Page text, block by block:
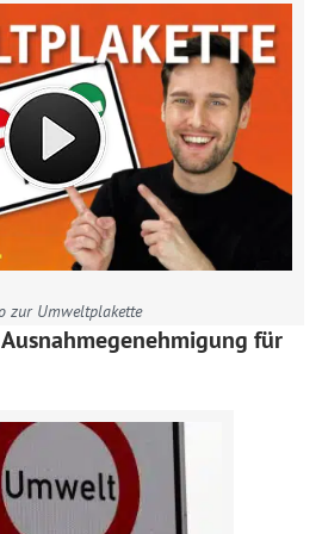
zur Umweltplakette
für